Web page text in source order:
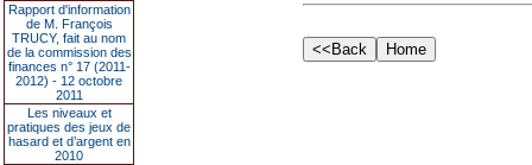
Rapport d'information
de M. François
TRUCY, fait au nom
de la commission des
finances n° 17 (2011-
2012) - 12 octobre
2011
Les niveaux et
pratiques des jeux de
hasard et d’argent en
2010